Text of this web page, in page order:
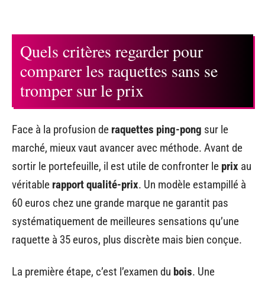
Quels critères regarder pour
comparer les raquettes sans se
tromper sur le prix
Face à la profusion de raquettes ping-pong sur le
marché, mieux vaut avancer avec méthode. Avant de
sortir le portefeuille, il est utile de confronter le prix au
véritable rapport qualité-prix. Un modèle estampillé à
60 euros chez une grande marque ne garantit pas
systématiquement de meilleures sensations qu’une
raquette à 35 euros, plus discrète mais bien conçue.
La première étape, c’est l’examen du bois. Une